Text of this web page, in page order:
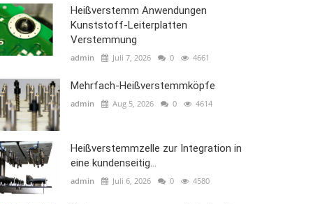
Heißverstemm Anwendungen
Kunststoff-Leiterplatten
Verstemmung
admin Juli 7, 2026 0 4661
Mehrfach-Heißverstemmköpfe
admin Aug 5, 2026 0 4614
Heißverstemmzelle zur Integration in
eine kundenseitig...
admin Juli 6, 2026 0 4580